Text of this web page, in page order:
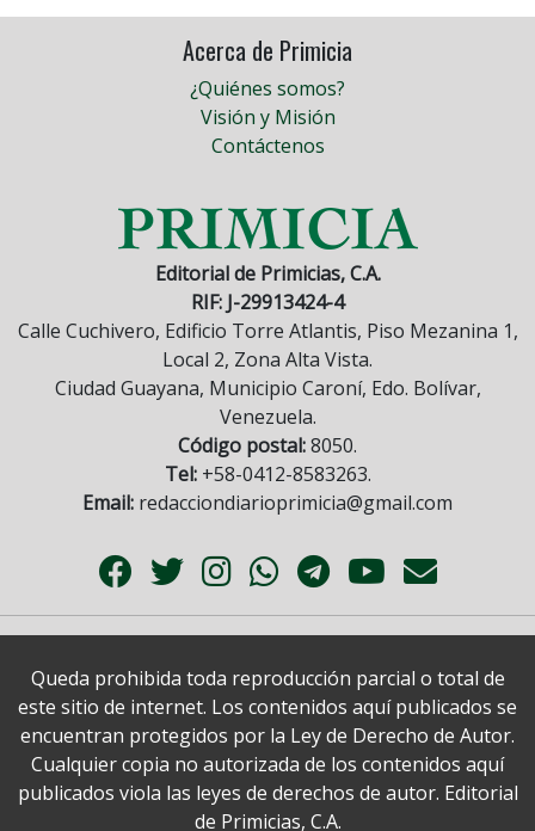
Acerca de Primicia
¿Quiénes somos?
Visión y Misión
Contáctenos
Editorial de Primicias, C.A.
RIF: J-29913424-4
Calle Cuchivero, Edificio Torre Atlantis, Piso Mezanina 1,
Local 2, Zona Alta Vista.
Ciudad Guayana, Municipio Caroní, Edo. Bolívar,
Venezuela.
Código postal:8050.
Tel:+58-0412-8583263.
Email: redacciondiarioprimicia@gmail.com
Queda prohibida toda reproducción parcial o total de
este sitio de internet. Los contenidos aquí publicados se
encuentran protegidos por la Ley de Derecho de Autor.
Cualquier copia no autorizada de los contenidos aquí
publicados viola las leyes de derechos de autor. Editorial
de Primicias, C.A.